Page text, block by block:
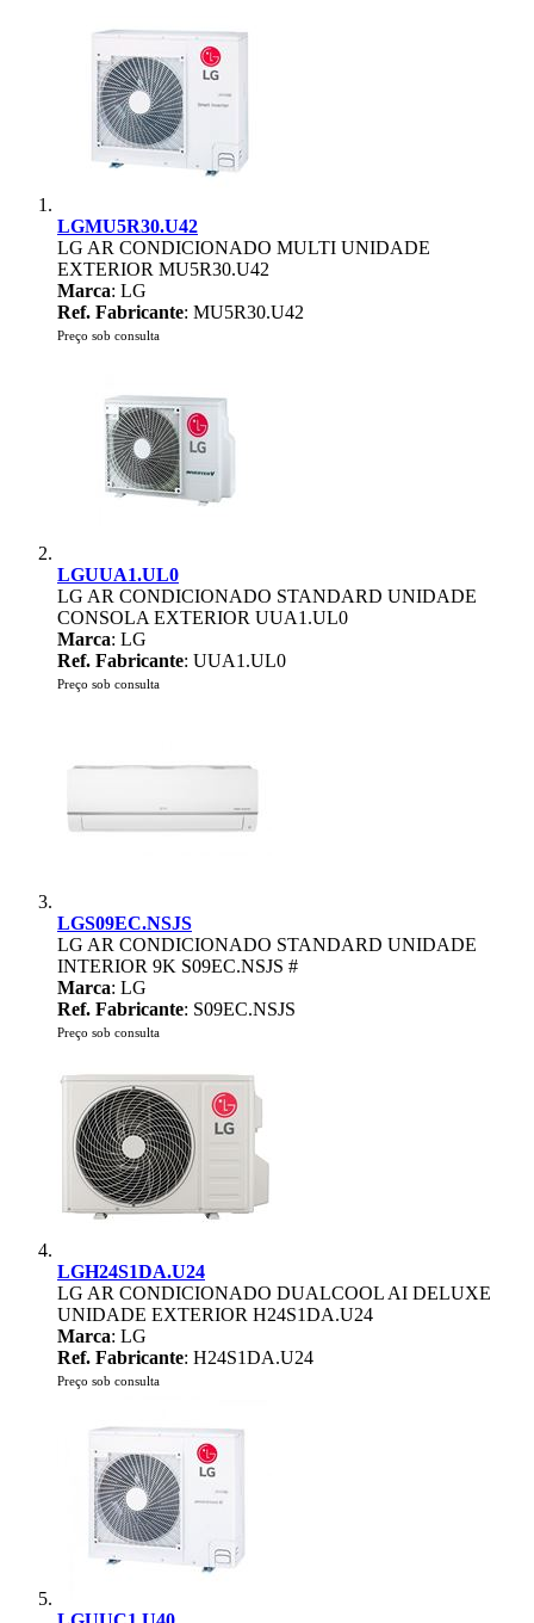
LGMU5R30.U42
LG AR CONDICIONADO MULTI UNIDADE
EXTERIOR MU5R30.U42
Marca: LG
Ref. Fabricante: MU5R30.U42
Preço sob consulta
LGUUA1.UL0
LG AR CONDICIONADO STANDARD UNIDADE
CONSOLA EXTERIOR UUA1.UL0
Marca: LG
Ref. Fabricante: UUA1.UL0
Preço sob consulta
LGS09EC.NSJS
LG AR CONDICIONADO STANDARD UNIDADE
INTERIOR 9K S09EC.NSJS #
Marca: LG
Ref. Fabricante: S09EC.NSJS
Preço sob consulta
LGH24S1DA.U24
LG AR CONDICIONADO DUALCOOL AI DELUXE
UNIDADE EXTERIOR H24S1DA.U24
Marca: LG
Ref. Fabricante: H24S1DA.U24
Preço sob consulta